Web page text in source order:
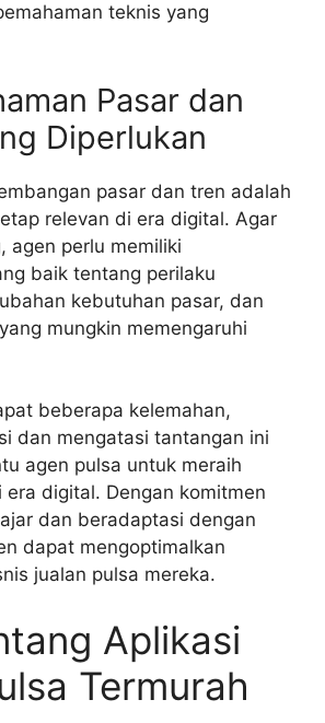
teknis yang
Pasar dan
Diperlukan
pasar dan tren adalah
relevan di era digital. Agar
agen perlu memiliki
baik tentang perilaku
kebutuhan pasar, dan
mungkin memengaruhi
beberapa kelemahan,
dan mengatasi tantangan ini
agen pulsa untuk meraih
era digital. Dengan komitmen
dan beradaptasi dengan
dapat mengoptimalkan
jualan pulsa mereka.
Aplikasi
Termurah